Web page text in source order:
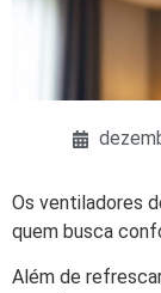
Os ventiladores
quem busca
Além de